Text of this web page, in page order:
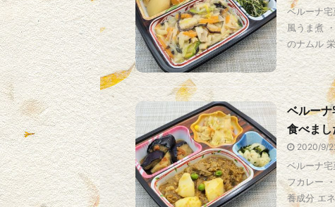
ベルーナ
風うま煮
のナムル
ベルー
食べまし
2020/9/
ベルーナ
フカレー
養成分 エ